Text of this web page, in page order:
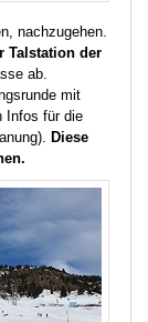
nachzugehen.
Talstation der
ab.
mit
Infos für die
Diese